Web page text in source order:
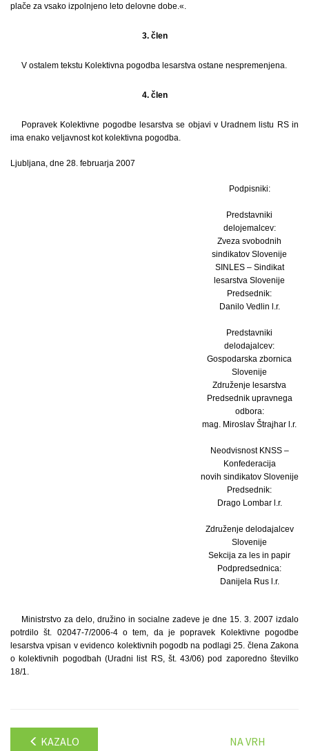
plače za vsako izpolnjeno leto delovne dobe.«.
3. člen
V ostalem tekstu Kolektivna pogodba lesarstva ostane nespremenjena.
4. člen
Popravek Kolektivne pogodbe lesarstva se objavi v Uradnem listu RS in
ima enako veljavnost kot kolektivna pogodba.
Ljubljana, dne 28. februarja 2007
Podpisniki:
Predstavniki
delojemalcev:
Zveza svobodnih
sindikatov Slovenije
SINLES – Sindikat
lesarstva Slovenije
Predsednik:
Danilo Vedlin l.r.
Predstavniki
delodajalcev:
Gospodarska zbornica
Slovenije
Združenje lesarstva
Predsednik upravnega
odbora:
mag. Miroslav Štrajhar l.r.
Neodvisnost KNSS –
Konfederacija
novih sindikatov Slovenije
Predsednik:
Drago Lombar l.r.
Združenje delodajalcev
Slovenije
Sekcija za les in papir
Podpredsednica:
Danijela Rus l.r.
Ministrstvo za delo, družino in socialne zadeve je dne 15. 3. 2007 izdalo
potrdilo št. 02047-7/2006-4 o tem, da je popravek Kolektivne pogodbe
lesarstva vpisan v evidenco kolektivnih pogodb na podlagi 25. člena Zakona
o kolektivnih pogodbah (Uradni list RS, št. 43/06) pod zaporedno številko
18/1.
KAZALO NA VRH